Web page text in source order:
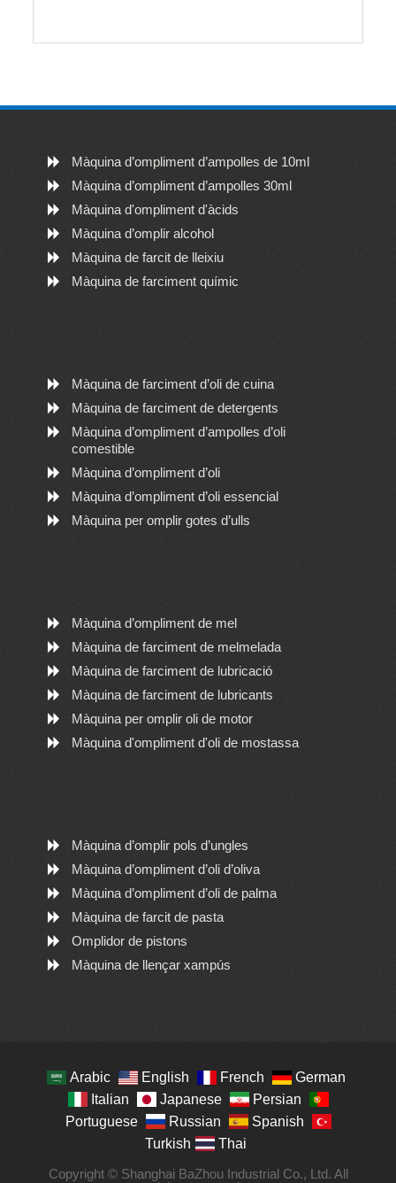
Màquina d’ompliment d’ampolles de 10ml
Màquina d’ompliment d’ampolles 30ml
Màquina d'ompliment d'àcids
Màquina d’omplir alcohol
Màquina de farcit de lleixiu
Màquina de farciment químic
Màquina de farciment d’oli de cuina
Màquina de farciment de detergents
Màquina d’ompliment d’ampolles d’oli
comestible
Màquina d’ompliment d’oli
Màquina d’ompliment d’oli essencial
Màquina per omplir gotes d’ulls
Màquina d’ompliment de mel
Màquina de farciment de melmelada
Màquina de farciment de lubricació
Màquina de farciment de lubricants
Màquina per omplir oli de motor
Màquina d'ompliment d'oli de mostassa
Màquina d’omplir pols d’ungles
Màquina d’ompliment d’oli d’oliva
Màquina d’ompliment d’oli de palma
Màquina de farcit de pasta
Omplidor de pistons
Màquina de llençar xampús
Arabic English French
German
Italian
Japanese
Persian
Portuguese
Russian
Spanish
Turkish
Thai
Copyright © Shanghai BaZhou Industrial Co., Ltd. All